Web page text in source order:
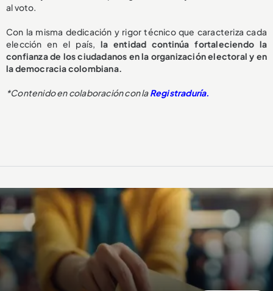
al voto.
Con la misma dedicación y rigor técnico que caracteriza cada
elección en el país, la entidad continúa fortaleciendo la
confianza de los ciudadanos en la organización electoral y en
la democracia colombiana.
*Contenido en colaboración con laRegistraduría.